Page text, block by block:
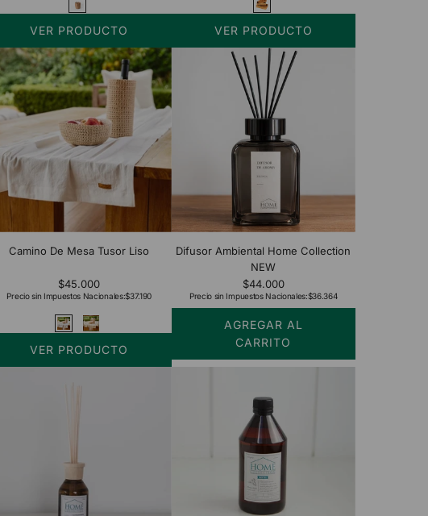
VER PRODUCTO VER PRODUCTO
Camino De Mesa Tusor Liso
$45.000
Precio sin Impuestos Nacionales:$37.190
VER PRODUCTO
Difusor Ambiental Home Collection
NEW
$44.000
Precio sin Impuestos Nacionales:$36.364
AGREGAR AL
CARRITO
Añadir